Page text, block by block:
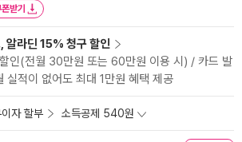
받기
알라딘 15% 청구 할인
인(전월 30만원 또는 60만원 이용 시) / 카드 발
실적이 없어도 최대 1만원 혜택 제공
이자 할부 소득공제 540원